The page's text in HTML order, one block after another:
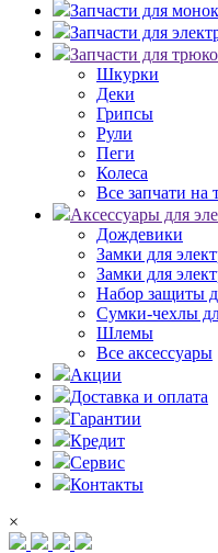
Запчасти для
Запчасти для
Запчасти для
Шкурки
Деки
Грипсы
Рули
Пеги
Колеса
Все запчати на
Аксессуары для
Дождевики
Замки для
Замки для
Набор защиты
Сумки-чехлы
Шлемы
Все аксессуары
Акции
Доставка и оплата
Гарантии
Кредит
Сервис
Контакты
×